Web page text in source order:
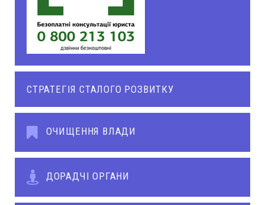
СТРАТЕГІЯ СТАЛОГО РОЗВИТКУ
ОЧИЩЕННЯ ВЛАДИ
ДОРАДЧІ ОРГАНИ